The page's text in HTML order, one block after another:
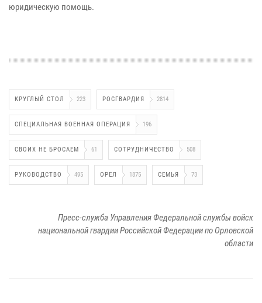
юридическую помощь.
КРУГЛЫЙ СТОЛ 223 РОСГВАРДИЯ 2814
СПЕЦИАЛЬНАЯ ВОЕННАЯ ОПЕРАЦИЯ 196
СВОИХ НЕ БРОСАЕМ 61 СОТРУДНИЧЕСТВО 508
РУКОВОДСТВО 495 ОРЕЛ 1875 СЕМЬЯ 73
Пресс-служба Управления Федеральной службы войск
национальной гвардии Российской Федерации по Орловской
области